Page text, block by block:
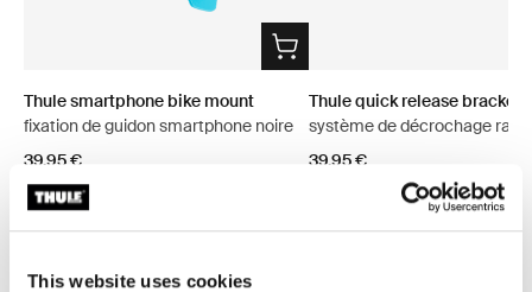
This website uses cookies
Thule smartphone bike mount
fixation de guidon smartphone noire
39,95 €
Thule quick release bracket
système de décrochage
39,95 €